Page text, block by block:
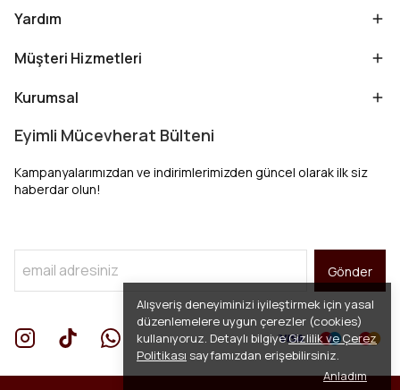
Alışveriş deneyiminizi iyileştirmek için yasal
düzenlemelere uygun çerezler (cookies)
kullanıyoruz. Detaylı bilgiyeGizlilik ve Çerez
Politikası sayfamızdan erişebilirsiniz.
Anladım
Yardım
Müşteri Hizmetleri
Kurumsal
Eyimli Mücevherat Bülteni
Kampanyalarımızdan ve indirimlerimizden güncel olarak ilk siz
haberdar olun!
Gönder